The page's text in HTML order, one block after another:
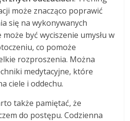
może znacząco poprawić
się na wykonywanych
być wyciszenie umysłu w
co pomoże
rozproszenia. Można
medytacyjne, które
ciele i oddechu.
także pamiętać, że
do postępu. Codzienna